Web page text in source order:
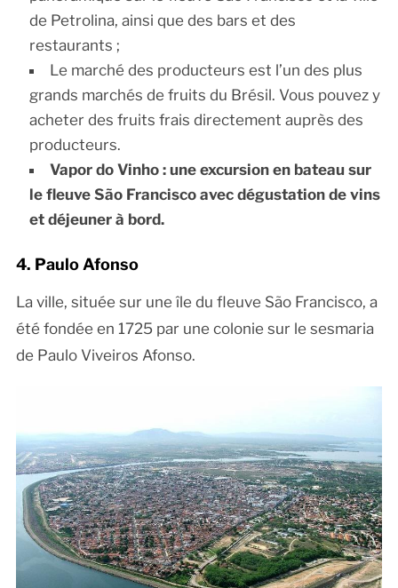
de Petrolina, ainsi que des bars et des
restaurants ;
Le marché des producteurs est l’un des plus
grands marchés de fruits du Brésil. Vous pouvez y
acheter des fruits frais directement auprès des
producteurs.
Vapor do Vinho : une excursion en bateau sur
le fleuve São Francisco avec dégustation de vins
et déjeuner à bord.
4. Paulo Afonso
La ville, située sur une île du fleuve São Francisco, a
été fondée en 1725 par une colonie sur le sesmaria
de Paulo Viveiros Afonso.